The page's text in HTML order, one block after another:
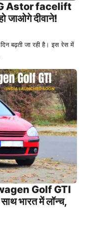
Astor facelift
जाओगे दीवाने!
बढ़ती जा रही है। इस रेस में
Golf GTI
भारत में लॉन्च,